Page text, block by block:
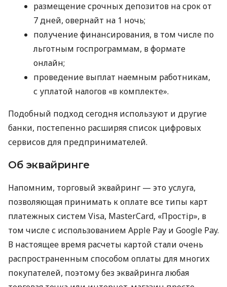
размещение срочных депозитов на срок от
7 дней, овернайт на 1 ночь;
получение финансирования, в том числе по
льготным госпрограммам, в формате
онлайн;
проведение выплат наемным работникам,
с уплатой налогов «в комплекте».
Подобный подход сегодня используют и другие
банки, постепенно расширяя список цифровых
сервисов для предпринимателей.
Об эквайринге
Напомним, торговый эквайринг — это услуга,
позволяющая принимать к оплате все типы карт
платежных систем Visa, MasterCard, «Простір», в
том числе с использованием Apple Pay и Google Pay.
В настоящее время расчеты картой стали очень
распространенным способом оплаты для многих
покупателей, поэтому без эквайринга любая